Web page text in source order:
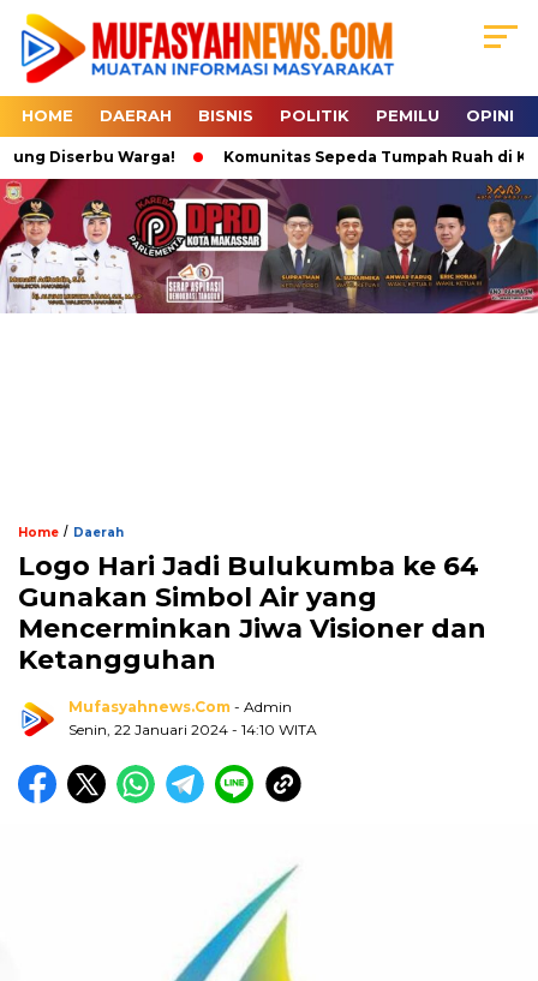
HOME DAERAH BISNIS POLITIK PEMILU OPINI
Diserbu Warga! Komunitas Sepeda Tumpah Ruah di
Home / Daerah
Logo Hari Jadi Bulukumba ke 64
Gunakan Simbol Air yang
Mencerminkan Jiwa Visioner dan
Ketangguhan
Mufasyahnews.com - Admin
Senin, 22 Januari 2024 - 14:10 WITA